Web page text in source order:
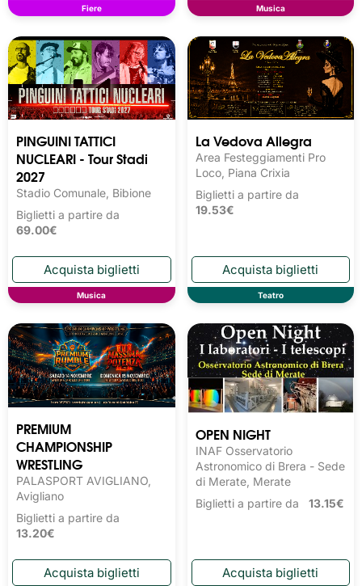
Fiere Musica
PINGUINI TATTICI
NUCLEARI - Tour Stadi
2027
Stadio Comunale, Bibione
Biglietti a partire da
69.00€
Musica
La Vedova Allegra
Area Festeggiamenti Pro
Loco, Piana Crixia
Biglietti a partire da
19.53€
Teatro
PREMIUM
CHAMPIONSHIP
WRESTLING
PALASPORT AVIGLIANO,
Avigliano
Biglietti a partire da
13.20€
OPEN NIGHT
INAF Osservatorio
Astronomico di Brera - Sede
di Merate, Merate
Biglietti a partire da 13.15€